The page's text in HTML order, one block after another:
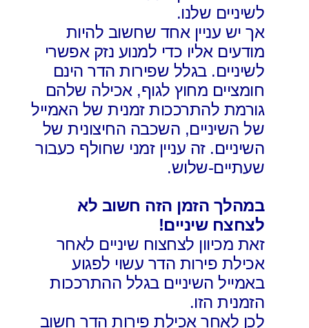
לשיניים שלנו.
אך יש עניין אחד שחשוב להיות
מודעים אליו כדי למנוע נזק אפשרי
לשיניים. בגלל שפירות הדר הינם
חומציים מחוץ לגוף, אכילה שלהם
גורמת להתרככות זמנית של האמייל
של השיניים, השכבה החיצונית של
השיניים. זה עניין זמני שחולף כעבור
שעתיים-שלוש.
במהלך הזמן הזה חשוב לא
לצחצח שיניים!
זאת מכיוון לצחצוח שיניים לאחר
אכילת פירות הדר עשוי לפגוע
באמייל השיניים בגלל ההתרככות
הזמנית הזו.
לכן לאחר אכילת פירות הדר חשוב